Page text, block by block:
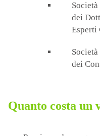
dei
Esperti
dei
Quanto costa un